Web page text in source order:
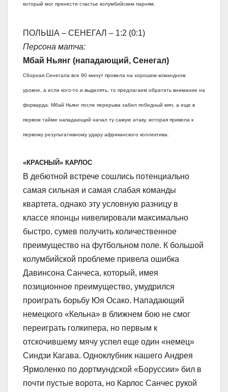
который мог принести счастье колумбийским парням.
ПОЛЬША – СЕНЕГАЛ – 1:2 (0:1)
Персона матча:
Мбай Ньянг (нападающий, Сенегал)
Сборная Сенегала все 90 минут провела на хорошем командном
уровне, а если кого-то и выделять, то предлагаем обратить внимание на
форварда. Мбай Ньянг после перерыва забил победный мяч, а еще в
первом тайме нападающий начал ту самую атаку, которая привела к
первому результативному удару африканского коллектива.
«КРАСНЫЙ» КАРЛОС
В дебютной встрече сошлись потенциально
самая сильная и самая слабая команды
квартета, однако эту условную разницу в
классе японцы нивелировали максимально
быстро, сумев получить количественное
преимущество на футбольном поле. К большой
колумбийской проблеме привела ошибка
Давинсона Санчеса, который, имея
позиционное преимущество, умудрился
проиграть борьбу Юя Осако. Нападающий
немецкого «Кельна» в ближнем бою не смог
переиграть голкипера, но первым к
отскочившему мячу успел еще один «немец»
Синдзи Кагава. Одноклубник нашего Андрея
Ярмоленко по дортмундской «Боруссии» бил в
почти пустые ворота, но Карлос Санчес рукой